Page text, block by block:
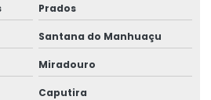
Prados
Santana do Manhuaçu
Miradouro
Caputira